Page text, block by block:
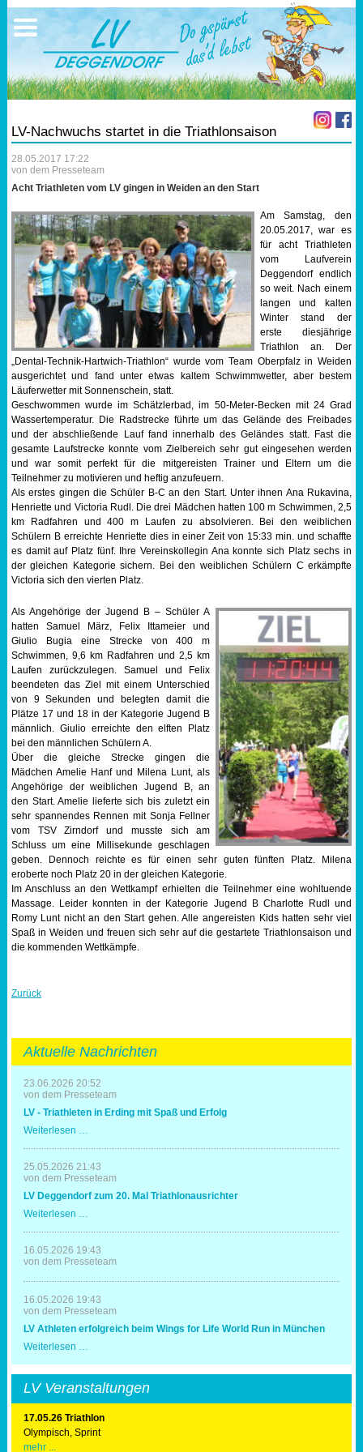
LV-Nachwuchs startet in die Triathlonsaison
28.05.2017 17:22
von dem Presseteam
Acht Triathleten vom LV gingen in Weiden an den Start
Am Samstag, den
20.05.2017, war es
für acht Triathleten
vom Laufverein
Deggendorf endlich
so weit. Nach einem
langen und kalten
Winter stand der
erste diesjährige
Triathlon an. Der
„Dental-Technik-Hartwich-Triathlon“ wurde vom Team Oberpfalz in Weiden
ausgerichtet und fand unter etwas kaltem Schwimmwetter, aber bestem
Läuferwetter mit Sonnenschein, statt.
Geschwommen wurde im Schätzlerbad, im 50-Meter-Becken mit 24 Grad
Wassertemperatur. Die Radstrecke führte um das Gelände des Freibades
und der abschließende Lauf fand innerhalb des Geländes statt. Fast die
gesamte Laufstrecke konnte vom Zielbereich sehr gut eingesehen werden
und war somit perfekt für die mitgereisten Trainer und Eltern um die
Teilnehmer zu motivieren und heftig anzufeuern.
Als erstes gingen die Schüler B-C an den Start. Unter ihnen Ana Rukavina,
Henriette und Victoria Rudl. Die drei Mädchen hatten 100 m Schwimmen, 2,5
km Radfahren und 400 m Laufen zu absolvieren. Bei den weiblichen
Schülern B erreichte Henriette dies in einer Zeit von 15:33 min. und schaffte
es damit auf Platz fünf. Ihre Vereinskollegin Ana konnte sich Platz sechs in
der gleichen Kategorie sichern. Bei den weiblichen Schülern C erkämpfte
Victoria sich den vierten Platz.
Als Angehörige der Jugend B – Schüler A
hatten Samuel März, Felix Ittameier und
Giulio Bugia eine Strecke von 400 m
Schwimmen, 9,6 km Radfahren und 2,5 km
Laufen zurückzulegen. Samuel und Felix
beendeten das Ziel mit einem Unterschied
von 9 Sekunden und belegten damit die
Plätze 17 und 18 in der Kategorie Jugend B
männlich. Giulio erreichte den elften Platz
bei den männlichen Schülern A.
Über die gleiche Strecke gingen die
Mädchen Amelie Hanf und Milena Lunt, als
Angehörige der weiblichen Jugend B, an
den Start. Amelie lieferte sich bis zuletzt ein
sehr spannendes Rennen mit Sonja Fellner
vom TSV Zirndorf und musste sich am
Schluss um eine Millisekunde geschlagen
geben. Dennoch reichte es für einen sehr guten fünften Platz. Milena
eroberte noch Platz 20 in der gleichen Kategorie.
Im Anschluss an den Wettkampf erhielten die Teilnehmer eine wohltuende
Massage. Leider konnten in der Kategorie Jugend B Charlotte Rudl und
Romy Lunt nicht an den Start gehen. Alle angereisten Kids hatten sehr viel
Spaß in Weiden und freuen sich sehr auf die gestartete Triathlonsaison und
die kommenden Wettkämpfe.
Zurück
Aktuelle Nachrichten
23.06.2026 20:52
von dem Presseteam
LV - Triathleten in Erding mit Spaß und Erfolg
Weiterlesen …
Triathleten
in
Erding
Spaß
Erfolg
25.05.2026 21:43
von dem Presseteam
LV Deggendorf zum 20. Mal Triathlonausrichter
Weiterlesen …
zum
20.
Mal
16.05.2026 19:43
von dem Presseteam
16.05.2026 19:43
von dem Presseteam
LV Athleten erfolgreich beim Wings for Life World Run in München
Weiterlesen …
beim
Wings
for
Life
Run
LV Veranstaltungen
17.05.26 Triathlon
Olympisch, Sprint
mehr ...
Sportangebote
Trainingszeiten
Laufen
Lauf 10
Triathlon
Nordic Walking
Schwimmen
Orientierungslauf
Nachwuchsförderung
Sportabzeichen
Tempo & Gymnastik
Ausschreibungen
17.05.2026 Triathlon
Ergebnisse
Ergebnisse
Mitgliedschaft
Vereinskleidung
Vorstandschaft
Übungs- Gruppenleiter
Dokumente
SEPA Info
Bankverbindung